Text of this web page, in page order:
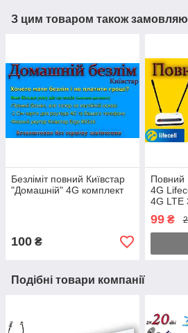
З цим товаром також
Безліміт повний Київстар
"Домашній" 4G комплект
100 ₴
Повний
4G
4G LTE
99₴
Подібні товари компанії